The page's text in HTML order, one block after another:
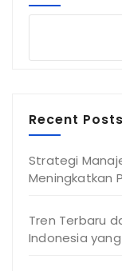
Recent Posts
Strategi
Meningkatkan
Tren Terbaru
Indonesia